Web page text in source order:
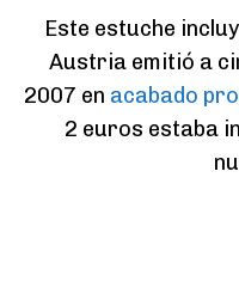
Este estuche
Austria emitió a
2007 en acabado
2 euros estaba